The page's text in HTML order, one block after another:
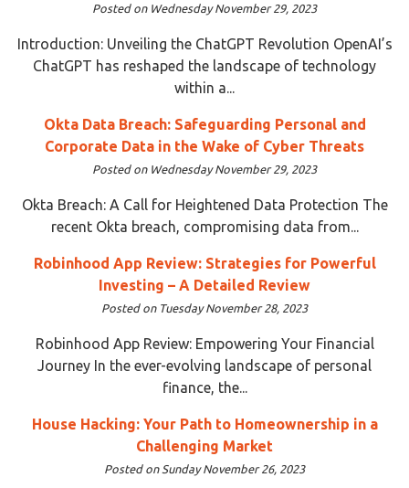
Posted on Wednesday November 29, 2023
Introduction: Unveiling the ChatGPT Revolution OpenAI’s
ChatGPT has reshaped the landscape of technology
within a...
Okta Data Breach: Safeguarding Personal and
Corporate Data in the Wake of Cyber Threats
Posted on Wednesday November 29, 2023
Okta Breach: A Call for Heightened Data Protection The
recent Okta breach, compromising data from...
Robinhood App Review: Strategies for Powerful
Investing – A Detailed Review
Posted on Tuesday November 28, 2023
Robinhood App Review: Empowering Your Financial
Journey In the ever-evolving landscape of personal
finance, the...
House Hacking: Your Path to Homeownership in a
Challenging Market
Posted on Sunday November 26, 2023